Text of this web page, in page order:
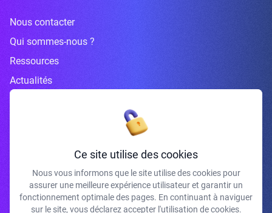
Nous contacter
Qui sommes-nous ?
Ressources
Actualités
Inscrivez-vous à la newsletter
J'accepte de recevoir vos e-mails et confirme avoir pris connaissance de
votre politique de confidentialité et mentions légales.
Ce site utilise des cookies
Nous vous informons que le site utilise des cookies pour
assurer une meilleure expérience utilisateur et garantir un
fonctionnement optimale des pages. En continuant à naviguer
sur le site, vous déclarez accepter l'utilisation de cookies.